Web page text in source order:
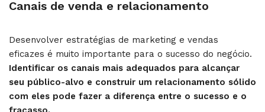
Canais de venda e relacionamento
Desenvolver estratégias de marketing e vendas
eficazes é muito importante para o sucesso do negócio.
Identificar os canais mais adequados para alcançar
seu público-alvo e construir um relacionamento sólido
com eles pode fazer a diferença entre o sucesso e o